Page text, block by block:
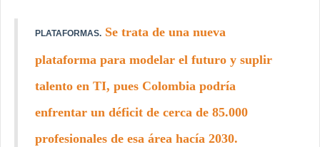
PLATAFORMAS. Se trata de una nueva
plataforma para modelar el futuro y suplir
talento en TI, pues Colombia podría
enfrentar un déficit de cerca de 85.000
profesionales de esa área hacía 2030.